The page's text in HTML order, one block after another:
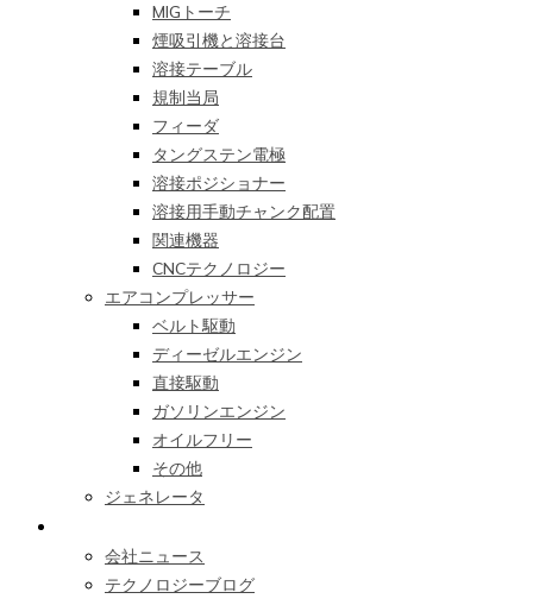
MIGトーチ
煙吸引機と溶接台
溶接テーブル
規制当局
フィーダ
タングステン電極
溶接ポジショナー
溶接用手動チャンク配置
関連機器
CNCテクノロジー
エアコンプレッサー
ベルト駆動
ディーゼルエンジン
直接駆動
ガソリンエンジン
オイルフリー
その他
ジェネレータ
会社ニュース
テクノロジーブログ